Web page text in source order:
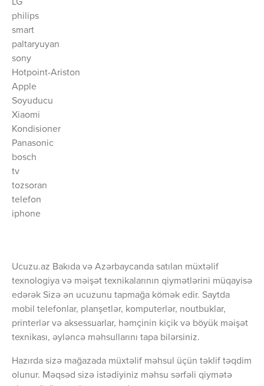
LG
philips
smart
paltaryuyan
sony
Hotpoint-Ariston
Apple
Soyuducu
Xiaomi
Kondisioner
Panasonic
bosch
tv
tozsoran
telefon
iphone
Ucuzu.az Bakıda və Azərbaycanda satılan müxtəlif
texnologiya və məişət texnikalarının qiymətlərini müqayisə
edərək Sizə ən ucuzunu tapmağa kömək edir. Saytda
mobil telefonlar, planşetlər, komputerlər, noutbuklar,
printerlər və aksessuarlar, həmçinin kiçik və böyük məişət
texnikası, əyləncə məhsullarını tapa bilərsiniz.
Hazırda sizə mağazada müxtəlif məhsul üçün təklif təqdim
olunur. Məqsəd sizə istədiyiniz məhsu sərfəli qiymətə